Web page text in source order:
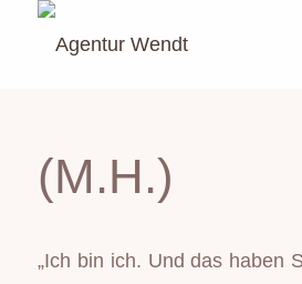
(M.H.)
„Ich bin ich. Und das haben